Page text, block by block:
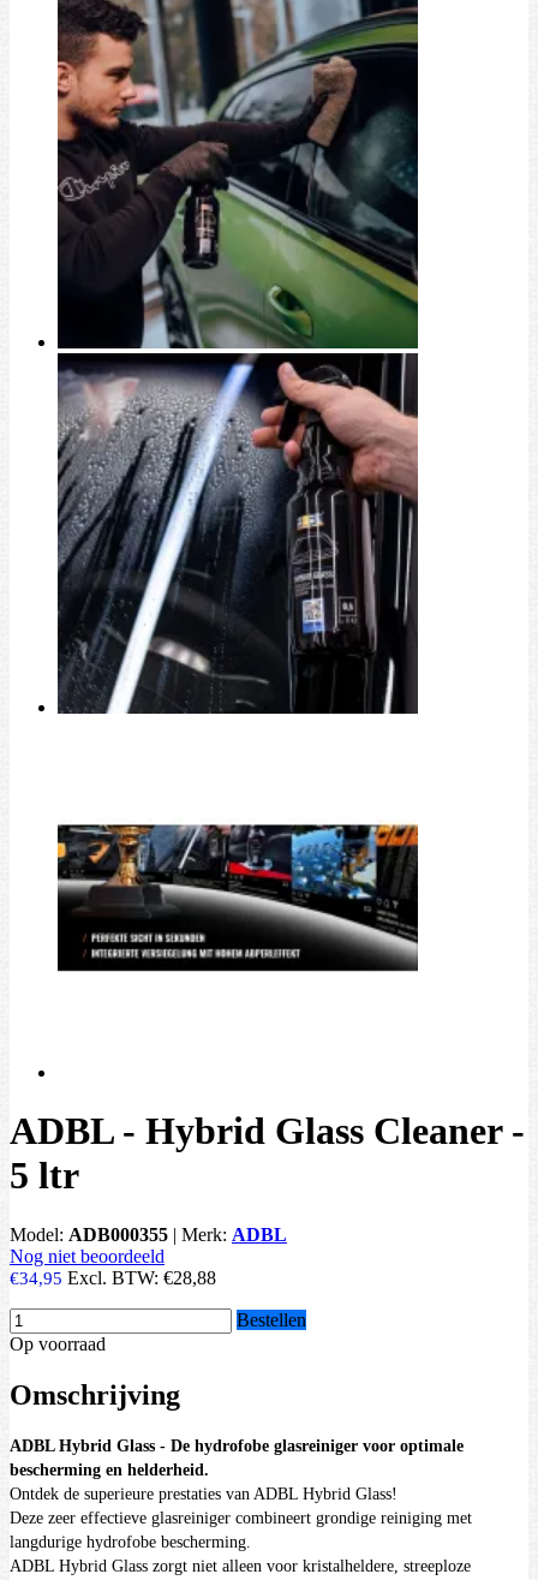
ADBL - Hybrid Glass Cleaner -
5 ltr
Model: ADB000355 | Merk: ADBL
Nog niet beoordeeld
€34,95 Excl. BTW: €28,88
Bestellen
Op voorraad
Omschrijving
ADBL Hybrid Glass - De hydrofobe glasreiniger voor optimale
bescherming en helderheid.
Ontdek de superieure prestaties van ADBL Hybrid Glass!
Deze zeer effectieve glasreiniger combineert grondige reiniging met
langdurige hydrofobe bescherming.
ADBL Hybrid Glass zorgt niet alleen voor kristalheldere, streeploze